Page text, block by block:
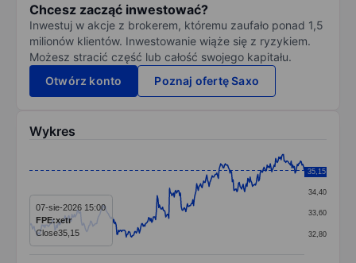
Chcesz zacząć inwestować?
Inwestuj w akcje z brokerem, któremu zaufało ponad 1,5
milionów klientów. Inwestowanie wiąże się z ryzykiem.
Możesz stracić część lub całość swojego kapitału.
Otwórz konto
Poznaj ofertę Saxo
Wykres
Line chart with 356 data points.
The chart has 1 X axis displaying categories.
The chart has 1 Y axis displaying values. Data32,80
33,60
34,40
35,20
35,15
07-sie-2026 15:00
FPE:xetr
Close35,15